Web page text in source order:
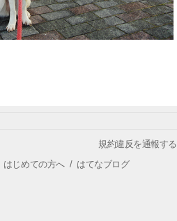
規約違反を通報する
はじめての方へ/ はてなブログ